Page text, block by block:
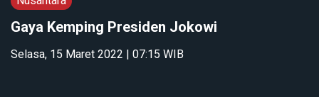
Gaya Kemping Presiden Jokowi
Selasa, 15 Maret 2022 | 07:15 WIB